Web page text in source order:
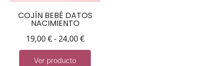
COJÍN BEBÉ DATOS
NACIMIENTO
19,00€ - 24,00€
Ver producto